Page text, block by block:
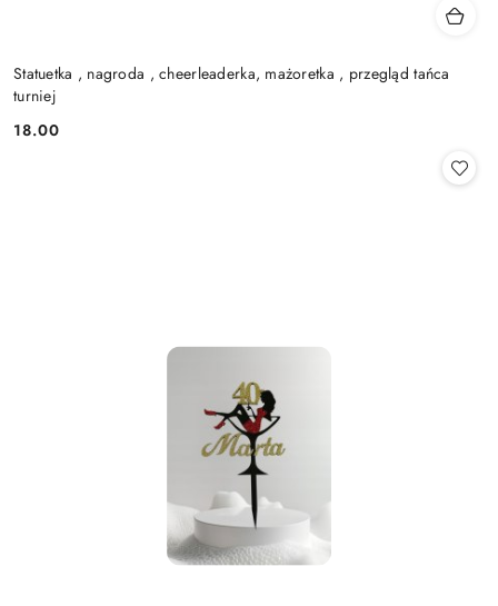
Statuetka , nagroda , cheerleaderka, mażoretka , przegląd tańca
turniej
Cena:
18.00